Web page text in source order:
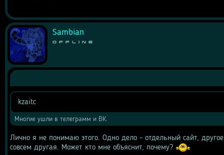
Sambian
Offline
kzaitc
Многие ушли в телеграмм и ВК.
Лично я не понимаю этого. Одно дело - отдельный сайт,
совсем другая. Может кто мне объяснит, почему?